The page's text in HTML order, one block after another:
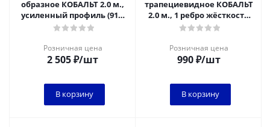
образное КОБАЛЬТ 2.0 м.,
усиленный профиль (918-
404)
Розничная цена
2 505₽/шт
В корзину
трапециевидное КОБАЛЬТ
2.0 м., 1 ребро жёсткости
(911-931)
Розничная цена
990₽/шт
В корзину